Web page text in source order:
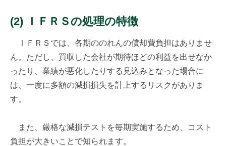
(2) ＩＦＲＳの処理の特徴
ＩＦＲＳでは、各期ののれんの償却費負担はありませ
ん。ただし、買収した会社が期待ほどの利益を出せなか
ったり、業績が悪化したりする見込みとなった場合に
は、一度に多額の減損損失を計上するリスクがありま
す。
また、厳格な減損テストを毎期実施するため、コスト
負担が大きいことで知られます。